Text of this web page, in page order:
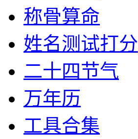
称骨算命
姓名测试打分
二十四节气
万年历
工具合集